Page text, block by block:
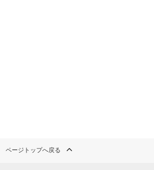
ページトップへ戻る